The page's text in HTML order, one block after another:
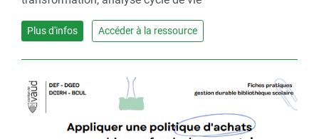
Plus d'infos Accéder à la ressource